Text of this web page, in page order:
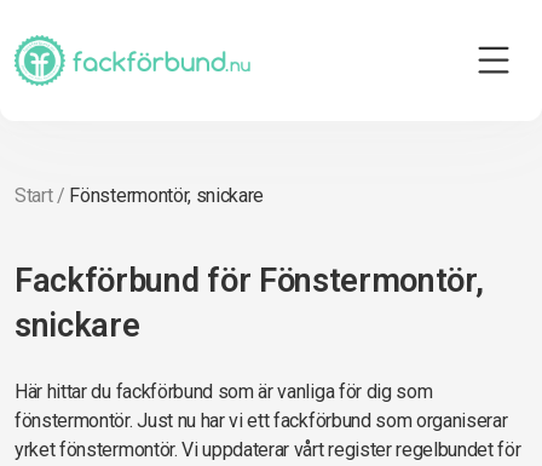
Start/ Fönstermontör, snickare
Fackförbund för Fönstermontör,
snickare
Här hittar du fackförbund som är vanliga för dig som
fönstermontör. Just nu har vi ett fackförbund som organiserar
yrket fönstermontör. Vi uppdaterar vårt register regelbundet för